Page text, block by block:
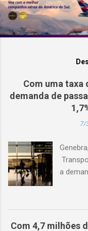
Com uma taxa
demanda de
7/
a
em
o
Com 4,7 milhões